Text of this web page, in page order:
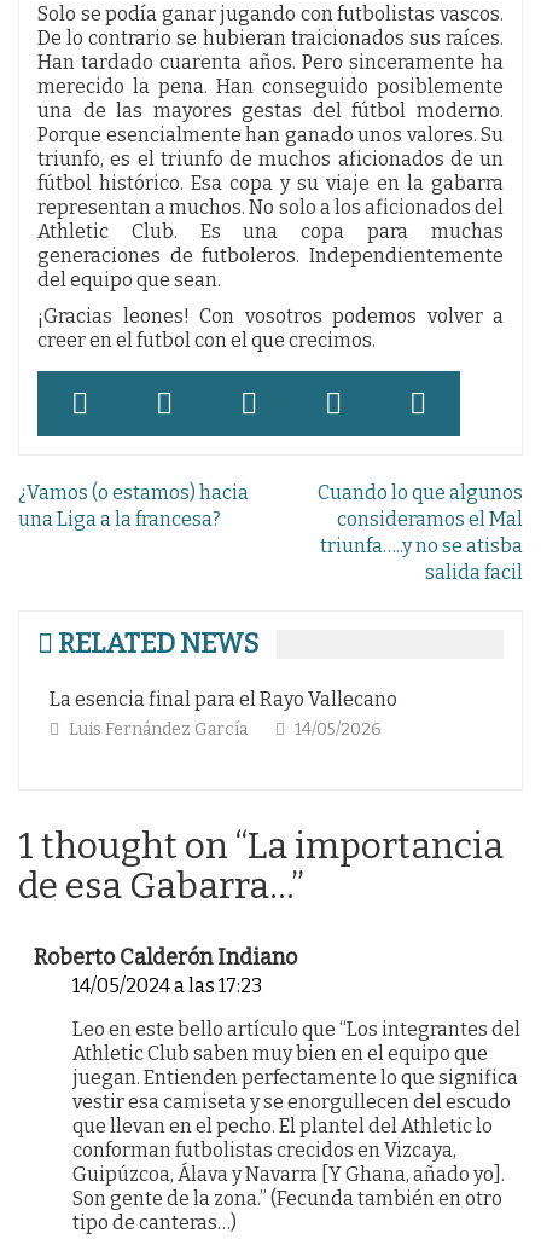
Solo se podía ganar jugando con futbolistas vascos.
De lo contrario se hubieran traicionados sus raíces.
Han tardado cuarenta años. Pero sinceramente ha
merecido la pena. Han conseguido posiblemente
una de las mayores gestas del fútbol moderno.
Porque esencialmente han ganado unos valores. Su
triunfo, es el triunfo de muchos aficionados de un
fútbol histórico. Esa copa y su viaje en la gabarra
representan a muchos. No solo a los aficionados del
Athletic Club. Es una copa para muchas
generaciones de futboleros. Independientemente
del equipo que sean.
¡Gracias leones! Con vosotros podemos volver a
creer en el futbol con el que crecimos.
Navegación
de
¿Vamos (o estamos) hacia
una Liga a la francesa?
Cuando lo que algunos
consideramos el Mal
triunfa…..y no se atisba
salida facil
RELATED NEWS
La esencia final para el Rayo Vallecano
Luis Fernández García 14/05/2026
1 thought on “La importancia
de esa Gabarra…”
Roberto Calderón Indiano
14/05/2024 a las 17:23
Leo en este bello artículo que “Los integrantes del
Athletic Club saben muy bien en el equipo que
juegan. Entienden perfectamente lo que significa
vestir esa camiseta y se enorgullecen del escudo
que llevan en el pecho. El plantel del Athletic lo
conforman futbolistas crecidos en Vizcaya,
Guipúzcoa, Álava y Navarra [Y Ghana, añado yo].
Son gente de la zona.” (Fecunda también en otro
tipo de canteras…)